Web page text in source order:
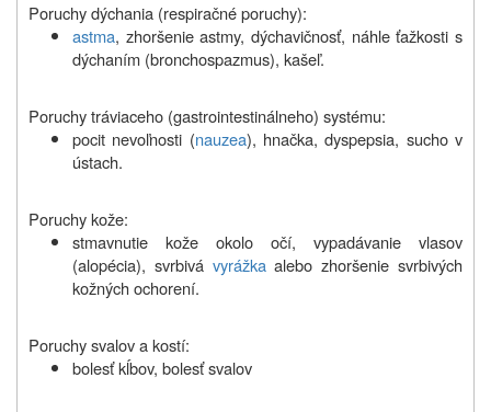
Poruchy dýchania (respiračné poruchy):
astma, zhoršenie astmy, dýchavičnosť, náhle ťažkosti s
dýchaním (bronchospazmus), kašeľ.
Poruchy tráviaceho (gastrointestinálneho) systému:
pocit nevoľnosti (nauzea), hnačka, dyspepsia, sucho v
ústach.
Poruchy kože:
stmavnutie kože okolo očí, vypadávanie vlasov
(alopécia), svrbivá vyrážkaalebo zhoršenie svrbivých
kožných ochorení.
Poruchy svalov a kostí:
bolesť kĺbov, bolesť svalov